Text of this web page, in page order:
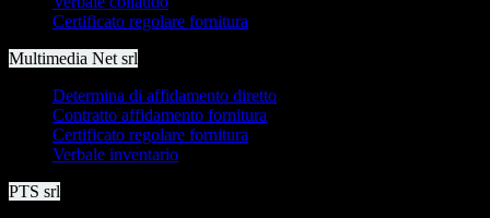
Certificato regolare fornitura
Multimedia Net srl
Determina di affidamento diretto
Contratto affidamento fornitura
Certificato regolare fornitura
Verbale inventario
PTS srl